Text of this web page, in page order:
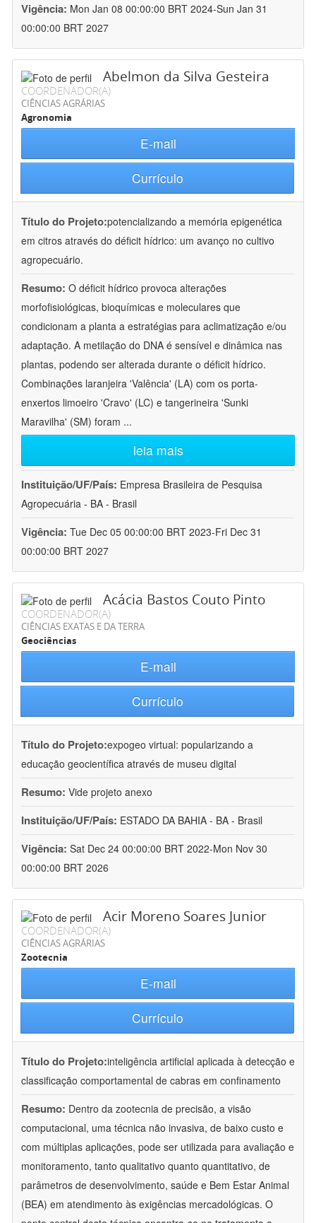
Vigência: Mon Jan 08 00:00:00 BRT 2024-Sun Jan 31
00:00:00 BRT 2027
Abelmon da Silva Gesteira
COORDENADOR(A)
CIÊNCIAS AGRÁRIAS
Agronomia
E-mail
Currículo
Título do Projeto:potencializando a memória epigenética
em citros através do déficit hídrico: um avanço no cultivo
agropecuário.
Resumo: O déficit hídrico provoca alterações
morfofisiológicas, bioquímicas e moleculares que
condicionam a planta a estratégias para aclimatização e/ou
adaptação. A metilação do DNA é sensível e dinâmica nas
plantas, podendo ser alterada durante o déficit hídrico.
Combinações laranjeira 'Valência' (LA) com os porta-
enxertos limoeiro 'Cravo' (LC) e tangerineira 'Sunki
Maravilha' (SM) foram ...
leia mais
Instituição/UF/País: Empresa Brasileira de Pesquisa
Agropecuária - BA - Brasil
Vigência: Tue Dec 05 00:00:00 BRT 2023-Fri Dec 31
00:00:00 BRT 2027
Acácia Bastos Couto Pinto
COORDENADOR(A)
CIÊNCIAS EXATAS E DA TERRA
Geociências
E-mail
Currículo
Título do Projeto:expogeo virtual: popularizando a
educação geocientífica através de museu digital
Resumo: Vide projeto anexo
Instituição/UF/País: ESTADO DA BAHIA - BA - Brasil
Vigência: Sat Dec 24 00:00:00 BRT 2022-Mon Nov 30
00:00:00 BRT 2026
Acir Moreno Soares Junior
COORDENADOR(A)
CIÊNCIAS AGRÁRIAS
Zootecnia
E-mail
Currículo
Título do Projeto:inteligência artificial aplicada à detecção e
classificação comportamental de cabras em confinamento
Resumo: Dentro da zootecnia de precisão, a visão
computacional, uma técnica não invasiva, de baixo custo e
com múltiplas aplicações, pode ser utilizada para avaliação e
monitoramento, tanto qualitativo quanto quantitativo, de
parâmetros de desenvolvimento, saúde e Bem Estar Animal
(BEA) em atendimento às exigências mercadológicas. O